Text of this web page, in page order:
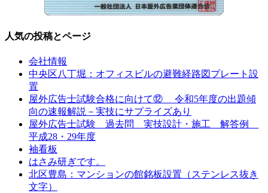
人気の投稿とページ
会社情報
中央区八丁堀：オフィスビルの避難経路図プレート設
置
屋外広告士試験合格に向けて⑫ 令和5年度の出題傾
向の速報解説－実技にサプライズあり
屋外広告士試験 過去問 実技設計・施工 解答例
平成28・29年度
袖看板
はさみ研ぎです。
北区豊島：マンションの館銘板設置（ステンレス抜き
文字）